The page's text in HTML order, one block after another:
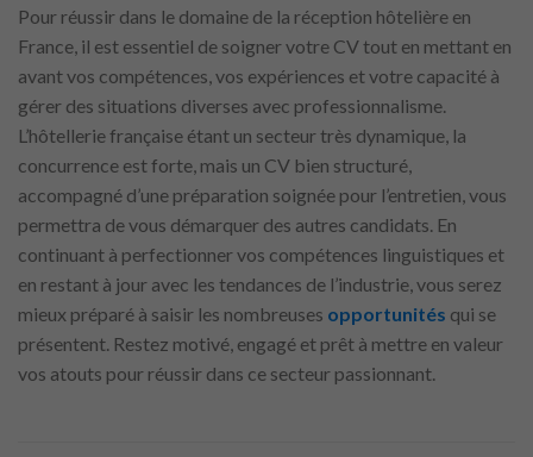
Pour réussir dans le domaine de la réception hôtelière en
France, il est essentiel de soigner votre CV tout en mettant en
avant vos compétences, vos expériences et votre capacité à
gérer des situations diverses avec professionnalisme.
L’hôtellerie française étant un secteur très dynamique, la
concurrence est forte, mais un CV bien structuré,
accompagné d’une préparation soignée pour l’entretien, vous
permettra de vous démarquer des autres candidats. En
continuant à perfectionner vos compétences linguistiques et
en restant à jour avec les tendances de l’industrie, vous serez
mieux préparé à saisir les nombreuses opportunités qui se
présentent. Restez motivé, engagé et prêt à mettre en valeur
vos atouts pour réussir dans ce secteur passionnant.